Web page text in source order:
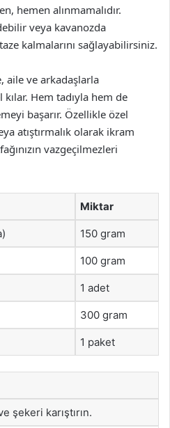
hemen alınmamalıdır.
veya kavanozda
kalmalarını sağlayabilirsiniz.
aile ve arkadaşlarla
kılar. Hem tadıyla hem de
başarır. Özellikle özel
atıştırmalık olarak ikram
vazgeçilmezleri
Miktar
150 gram
100 gram
1 adet
300 gram
1 paket
şekeri karıştırın.